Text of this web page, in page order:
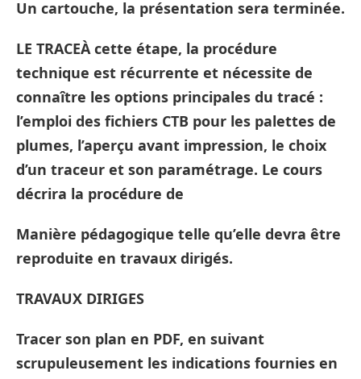
Un cartouche, la présentation sera terminée.
LE TRACEÀ cette étape, la procédure
technique est récurrente et nécessite de
connaître les options principales du tracé :
l’emploi des fichiers CTB pour les palettes de
plumes, l’aperçu avant impression, le choix
d’un traceur et son paramétrage. Le cours
décrira la procédure de
Manière pédagogique telle qu’elle devra être
reproduite en travaux dirigés.
TRAVAUX DIRIGES
Tracer son plan en PDF, en suivant
scrupuleusement les indications fournies en